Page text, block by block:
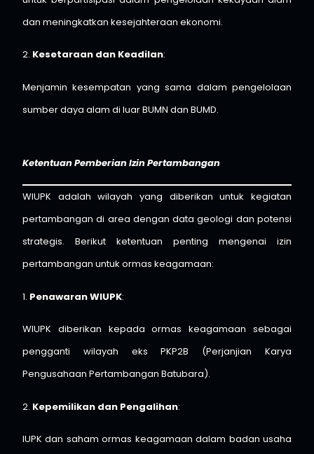
dan meningkatkan kesejahteraan ekonomi.
2. Kesetaraan dan Keadilan:
Menjamin kesempatan yang sama dalam pengelolaan
sumber daya alam di luar BUMN dan BUMD.
Ketentuan Pemberian Izin Pertambangan
WIUPK adalah wilayah yang diberikan untuk kegiatan
pertambangan di area dengan data geologi dan potensi
strategis. Berikut ketentuan penting mengenai izin
pertambangan untuk ormas keagamaan:
1. Penawaran WIUPK:
WIUPK diberikan kepada ormas keagamaan sebagai
pengganti wilayah eks PKP2B (Perjanjian Karya
Pengusahaan Pertambangan Batubara).
2. Kepemilikan dan Pengalihan:
IUPK dan saham ormas keagamaan dalam badan usaha